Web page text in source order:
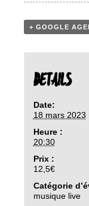
+ GOOGLE
DETAILS
Date:
18 mars 2023
Heure :
20:30
Prix :
12,5€
Catégorie
musique live